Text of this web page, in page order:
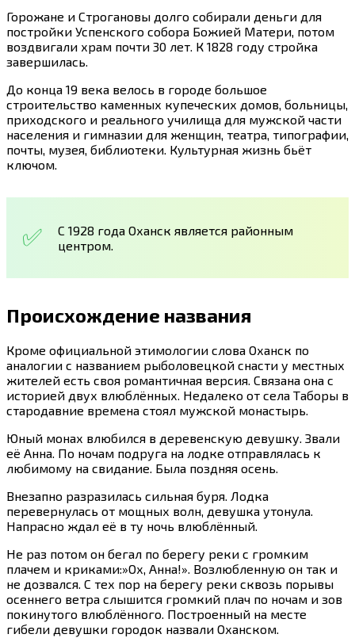
Горожане и Строгановы долго собирали деньги для
постройки Успенского собора Божией Матери, потом
воздвигали храм почти 30 лет. К 1828 году стройка
завершилась.
До конца 19 века велось в городе большое
строительство каменных купеческих домов, больницы,
приходского и реального училища для мужской части
населения и гимназии для женщин, театра, типографии,
почты, музея, библиотеки. Культурная жизнь бьёт
ключом.
С 1928 года Оханск является районным
центром.
Происхождение названия
Кроме официальной этимологии слова Оханск по
аналогии с названием рыболовецкой снасти у местных
жителей есть своя романтичная версия. Связана она с
историей двух влюблённых. Недалеко от села Таборы в
стародавние времена стоял мужской монастырь.
Юный монах влюбился в деревенскую девушку. Звали
её Анна. По ночам подруга на лодке отправлялась к
любимому на свидание. Была поздняя осень.
Внезапно разразилась сильная буря. Лодка
перевернулась от мощных волн, девушка утонула.
Напрасно ждал её в ту ночь влюблённый.
Не раз потом он бегал по берегу реки с громким
плачем и криками:»Ох, Анна!». Возлюбленную он так и
не дозвался. С тех пор на берегу реки сквозь порывы
осеннего ветра слышится громкий плач по ночам и зов
покинутого влюблённого. Построенный на месте
гибели девушки городок назвали Оханском.